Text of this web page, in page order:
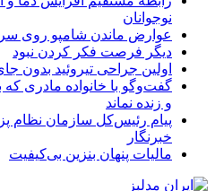
نوجوانان
عوارض ماندن شامپو روی سر
دیگر فرصت فکر کردن نبود
اولین جراحی تیروئید بدون
گفت‌وگو با خانواده مادری که
و زنده نماند
پیام رئیس‌کل سازمان نظام
خبرنگار
مالیات پنهان بنزین بی‌کیفیت